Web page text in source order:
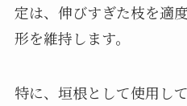
定は、伸びすぎた枝を適
形を維持します。
特に、垣根として使用し